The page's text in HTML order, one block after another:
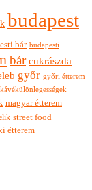
budapest
bár budapesti
bár cukrászda
győr győri étterem
kávékülönlegességek
magyar étterem
street food
étterem